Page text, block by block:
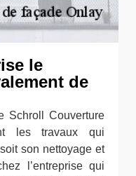
le
de
Schroll Couverture
les travaux qui
son nettoyage et
l’entreprise qui